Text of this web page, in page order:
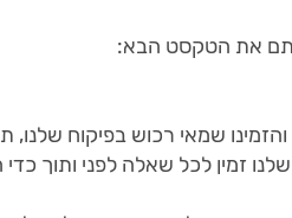
את הטקסט הבא:
שמאי רכוש בפיקוח
זמין לכל שאלה לפני ותוך